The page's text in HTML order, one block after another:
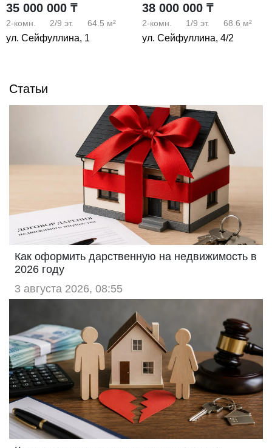
35 000 000 ₸
2-комн. 2/9 эт. 64.5 м²
ул. Сейфуллина, 1
38 000 000 ₸
2-комн. 1/9 эт. 68.6 м²
ул. Сейфуллина, 4/2
Статьи
Как оформить дарственную на недвижимость в
2026 году
3 августа 2026, 08:55